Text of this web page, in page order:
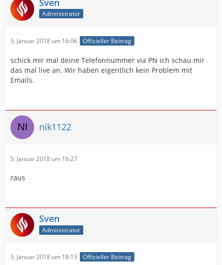
Administrator
5. Januar 2018 um 16:06 Offizieller Beitrag
schick mir mal deine Telefonnummer via PN ich schau mir
das mal live an. Wir haben eigentlich kein Problem mit
Emails.
nik1122
5. Januar 2018 um 16:27
raus
Sven
Administrator
5. Januar 2018 um 18:13 Offizieller Beitrag